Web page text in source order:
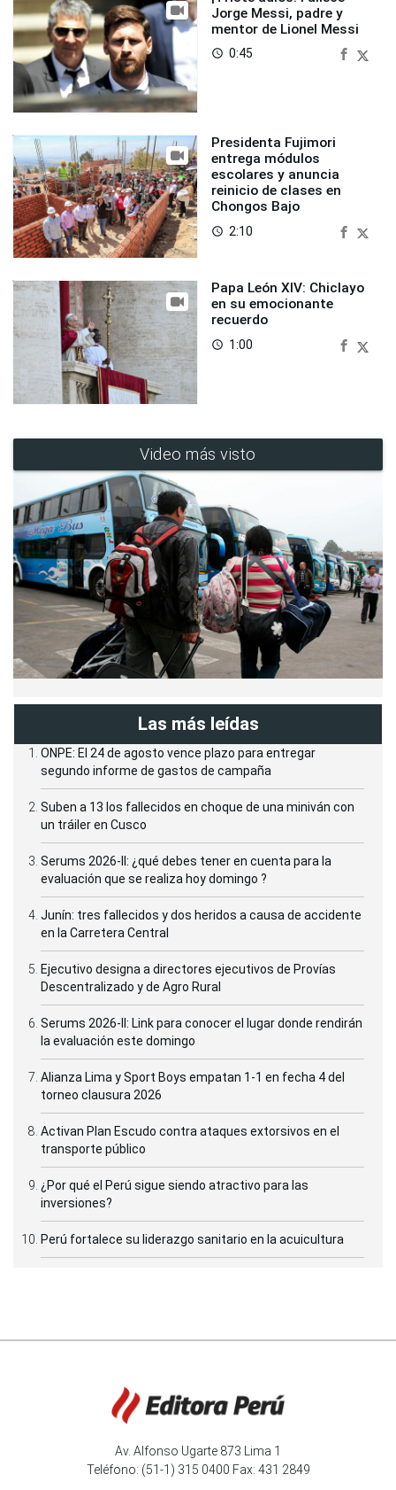
Jorge Messi, padre y
mentor de Lionel Messi
access_time 0:45
Presidenta Fujimori
entrega módulos
escolares y anuncia
reinicio de clases en
Chongos Bajo
access_time 2:10
Papa León XIV: Chiclayo
en su emocionante
recuerdo
access_time 1:00
Video más visto
Las más leídas
ONPE: El 24 de agosto vence plazo para entregar
segundo informe de gastos de campaña
Suben a 13 los fallecidos en choque de una miniván con
un tráiler en Cusco
Serums 2026-II: ¿qué debes tener en cuenta para la
evaluación que se realiza hoy domingo ?
Junín: tres fallecidos y dos heridos a causa de accidente
en la Carretera Central
Ejecutivo designa a directores ejecutivos de Provías
Descentralizado y de Agro Rural
Serums 2026-II: Link para conocer el lugar donde rendirán
la evaluación este domingo
Alianza Lima y Sport Boys empatan 1-1 en fecha 4 del
torneo clausura 2026
Activan Plan Escudo contra ataques extorsivos en el
transporte público
¿Por qué el Perú sigue siendo atractivo para las
inversiones?
Perú fortalece su liderazgo sanitario en la acuicultura
Av. Alfonso Ugarte 873 Lima 1
Teléfono: (51-1) 315 0400 Fax: 431 2849